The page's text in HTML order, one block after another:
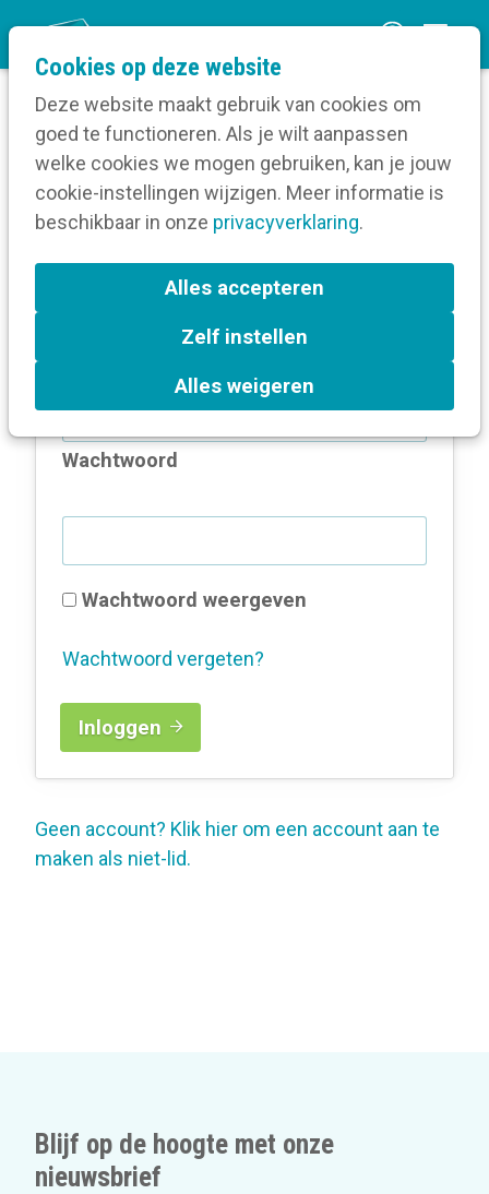
Cookies op deze website
Deze website maakt gebruik van cookies om
goed te functioneren. Als je wilt aanpassen
welke cookies we mogen gebruiken, kan je jouw
cookie-instellingen wijzigen. Meer informatie is
beschikbaar in onze privacyverklaring.
Alles accepteren
Zelf instellen
Alles weigeren
n
m
Home
Log in
Log in
Wachtwoord
Wachtwoord weergeven
Wachtwoord vergeten?
Inloggen
Geen account? Klik hier om een account aan te
maken als niet-lid.
Blijf op de hoogte met onze
nieuwsbrief